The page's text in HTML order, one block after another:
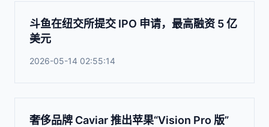
斗鱼在纽交所提交 IPO 申请，最高融资 5 亿
美元
2026-05-14 02:55:14
奢侈品牌 Caviar 推出苹果“Vision Pro 版”